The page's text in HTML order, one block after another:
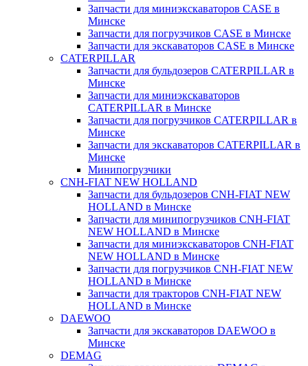
Запчасти для миниэкскаваторов CASE в
Минске
Запчасти для погрузчиков CASE в Минске
Запчасти для экскаваторов CASE в Минске
CATERPILLAR
Запчасти для бульдозеров CATERPILLAR в
Минске
Запчасти для миниэкскаваторов
CATERPILLAR в Минске
Запчасти для погрузчиков CATERPILLAR в
Минске
Запчасти для экскаваторов CATERPILLAR в
Минскe
Минипогрузчики
CNH-FIAT NEW HOLLAND
Запчасти для бульдозеров CNH-FIAT NEW
HOLLAND в Минске
Запчасти для минипогрузчиков CNH-FIAT
NEW HOLLAND в Минске
Запчасти для миниэкскаваторов CNH-FIAT
NEW HOLLAND в Минске
Запчасти для погрузчиков CNH-FIAT NEW
HOLLAND в Минске
Запчасти для тракторов CNH-FIAT NEW
HOLLAND в Минске
DAEWOO
Запчасти для экскаваторов DAEWOO в
Минске
DEMAG